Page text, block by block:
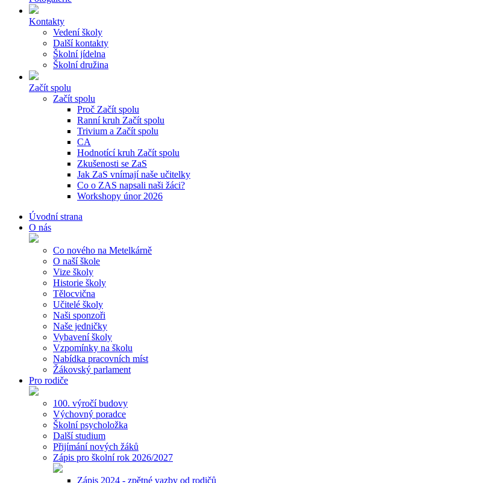
Kontakty
Vedení školy
Další kontakty
Školní jídelna
Školní družina
Začít spolu
Začít spolu
Proč Začít spolu
Ranní kruh Začít spolu
Trivium a Začít spolu
CA
Hodnotící kruh Začít spolu
Zkušenosti se ZaS
Jak ZaS vnímají naše učitelky
Co o ZAS napsali naši žáci?
Workshopy únor 2026
Úvodní strana
O nás
Co nového na Metelkárně
O naší škole
Vize školy
Historie školy
Tělocvična
Učitelé školy
Naši sponzoři
Naše jedničky
Vybavení školy
Vzpomínky na školu
Nabídka pracovních míst
Žákovský parlament
Pro rodiče
100. výročí budovy
Výchovný poradce
Školní psycholožka
Další studium
Přijímání nových žáků
Zápis pro školní rok 2026/2027
Zápis 2024 - zpětné vazby od rodičů